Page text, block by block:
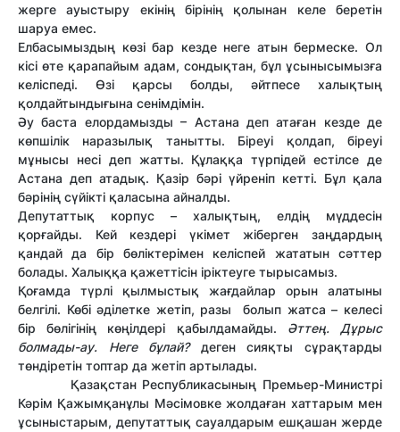
жерге ауыстыру екінің бірінің қолынан келе беретін
шаруа емес.
Елбасымыздың көзі бар кезде неге атын бермеске. Ол
кісі өте қарапайым адам, сондықтан, бұл ұсынысымызға
келіспеді. Өзі қарсы болды, әйтпесе халықтың
қолдайтындығына сенімдімін.
Әу баста елордамызды – Астана деп атаған кезде де
көпшілік наразылық танытты. Біреуі қолдап, біреуі
мұнысы несі деп жатты. Құлаққа түрпідей естілсе де
Астана деп атадық. Қазір бәрі үйреніп кетті. Бұл қала
бәрінің сүйікті қаласына айналды.
Депутаттық корпус – халықтың, елдің мүддесін
қорғайды. Кей кездері үкімет жіберген заңдардың
қандай да бір бөліктерімен келіспей жататын сәттер
болады. Халыққа қажеттісін іріктеуге тырысамыз.
Қоғамда түрлі қылмыстық жағдайлар орын алатыны
белгілі. Көбі әділетке жетіп, разы болып жатса – келесі
бір бөлігінің көңілдері қабылдамайды. Әттең. Дұрыс
болмады-ау. Неге бұлай? деген сияқты сұрақтарды
төндіретін топтар да жетіп артылады.
Қазақстан Республикасының Премьер-Министрі
Кәрім Қажымқанұлы Мәсімовке жолдаған хаттарым мен
ұсыныстарым, депутаттық сауалдарым ешқашан жерде